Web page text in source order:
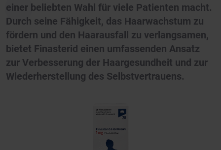
einer beliebten Wahl für viele Patienten macht.
Durch seine Fähigkeit, das Haarwachstum zu
fördern und den Haarausfall zu verlangsamen,
bietet Finasterid einen umfassenden Ansatz
zur Verbesserung der Haargesundheit und zur
Wiederherstellung des Selbstvertrauens.